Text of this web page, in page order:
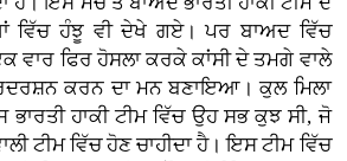
ਵਿੱਚ ਹੰਝੂ ਵੀ ਦੇਖੇ ਗਏ। ਪਰ ਬਾਅਦ ਵਿੱਚ
ਵਾਰ ਫਿਰ ਹੋਸਲਾ ਕਰਕੇ ਕਾਂਸੀ ਦੇ ਤਮਗੇ ਵਾਲੇ
ਕਰਨ ਦਾ ਮਨ ਬਣਾਇਆ। ਕੁਲ ਮਿਲਾ
ਹਾਕੀ ਟੀਮ ਵਿੱਚ ਉਹ ਸਭ ਕੁਝ ਸੀ, ਜੋ
ਟੀਮ ਵਿੱਚ ਹੋਣ ਚਾਹੀਦਾ ਹੈ। ਇਸ ਟੀਮ ਵਿੱਚ